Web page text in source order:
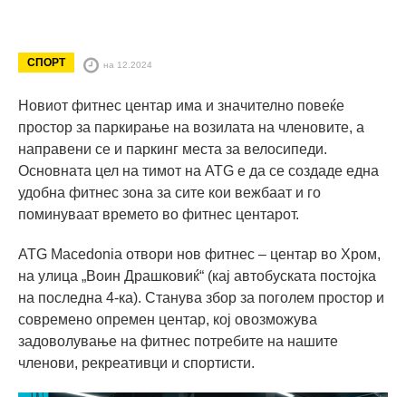
СПОРТ на 12.2024
Новиот фитнес центар има и значително повеќе
простор за паркирање на возилата на членовите, а
направени се и паркинг места за велосипеди.
Основната цел на тимот на ATG е да се создаде една
удобна фитнес зона за сите кои вежбаат и го
поминуваат времето во фитнес центарот.
ATG Macedonia отвори нов фитнес – центар во Хром,
на улица „Воин Драшковиќ“ (кај автобуската постојка
на последна 4-ка). Станува збор за поголем простор и
современо опремен центар, кој овозможува
задоволување на фитнес потребите на нашите
членови, рекреативци и спортисти.